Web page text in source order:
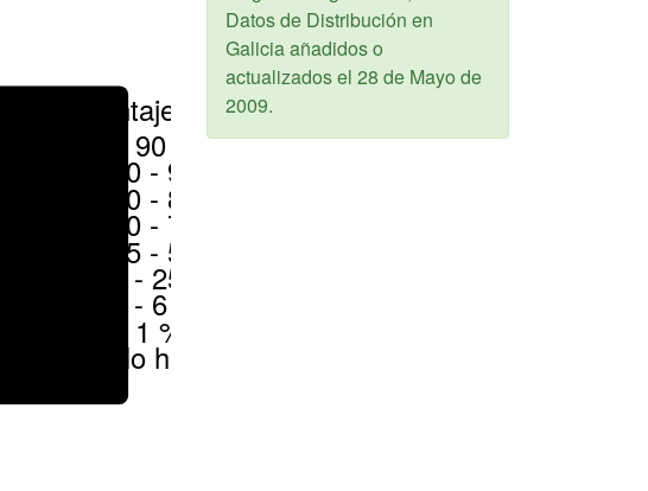
Porcentajes
> 90 %
80 - 90 %
70 - 80 %
50 - 70 %
25 - 50 %
6 - 25 %
1 - 6 %
< 1 %
No hay
Datos de Distribución en
Galicia añadidos o
actualizados el 28 de Mayo de
2009.